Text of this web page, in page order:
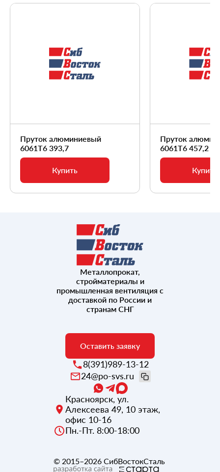
Пруток алюминиевый
6061Т6 393,7
Купить
Пруток
6061Т6 457,2
Купить
Металлопрокат,
стройматериалы и
промышленная вентиляция с
доставкой по России и
странам СНГ
Оставить заявку
8(391)989-13-12
24@po-svs.ru
Красноярск, ул.
Алексеева 49, 10 этаж,
офис 10-16
Пн.-Пт. 8:00-18:00
© 2015–2026 СибВостокСталь